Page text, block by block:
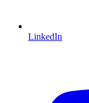
LinkedIn